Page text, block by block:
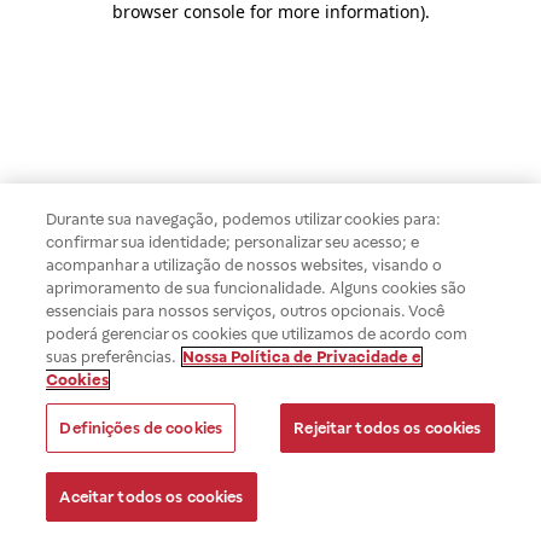
browser console for more information).
Durante sua navegação, podemos utilizar cookies para:
confirmar sua identidade; personalizar seu acesso; e
acompanhar a utilização de nossos websites, visando o
aprimoramento de sua funcionalidade. Alguns cookies são
essenciais para nossos serviços, outros opcionais. Você
poderá gerenciar os cookies que utilizamos de acordo com
suas preferências. Nossa Política de Privacidade e
Cookies
Definições de cookies Rejeitar todos os cookies
Aceitar todos os cookies